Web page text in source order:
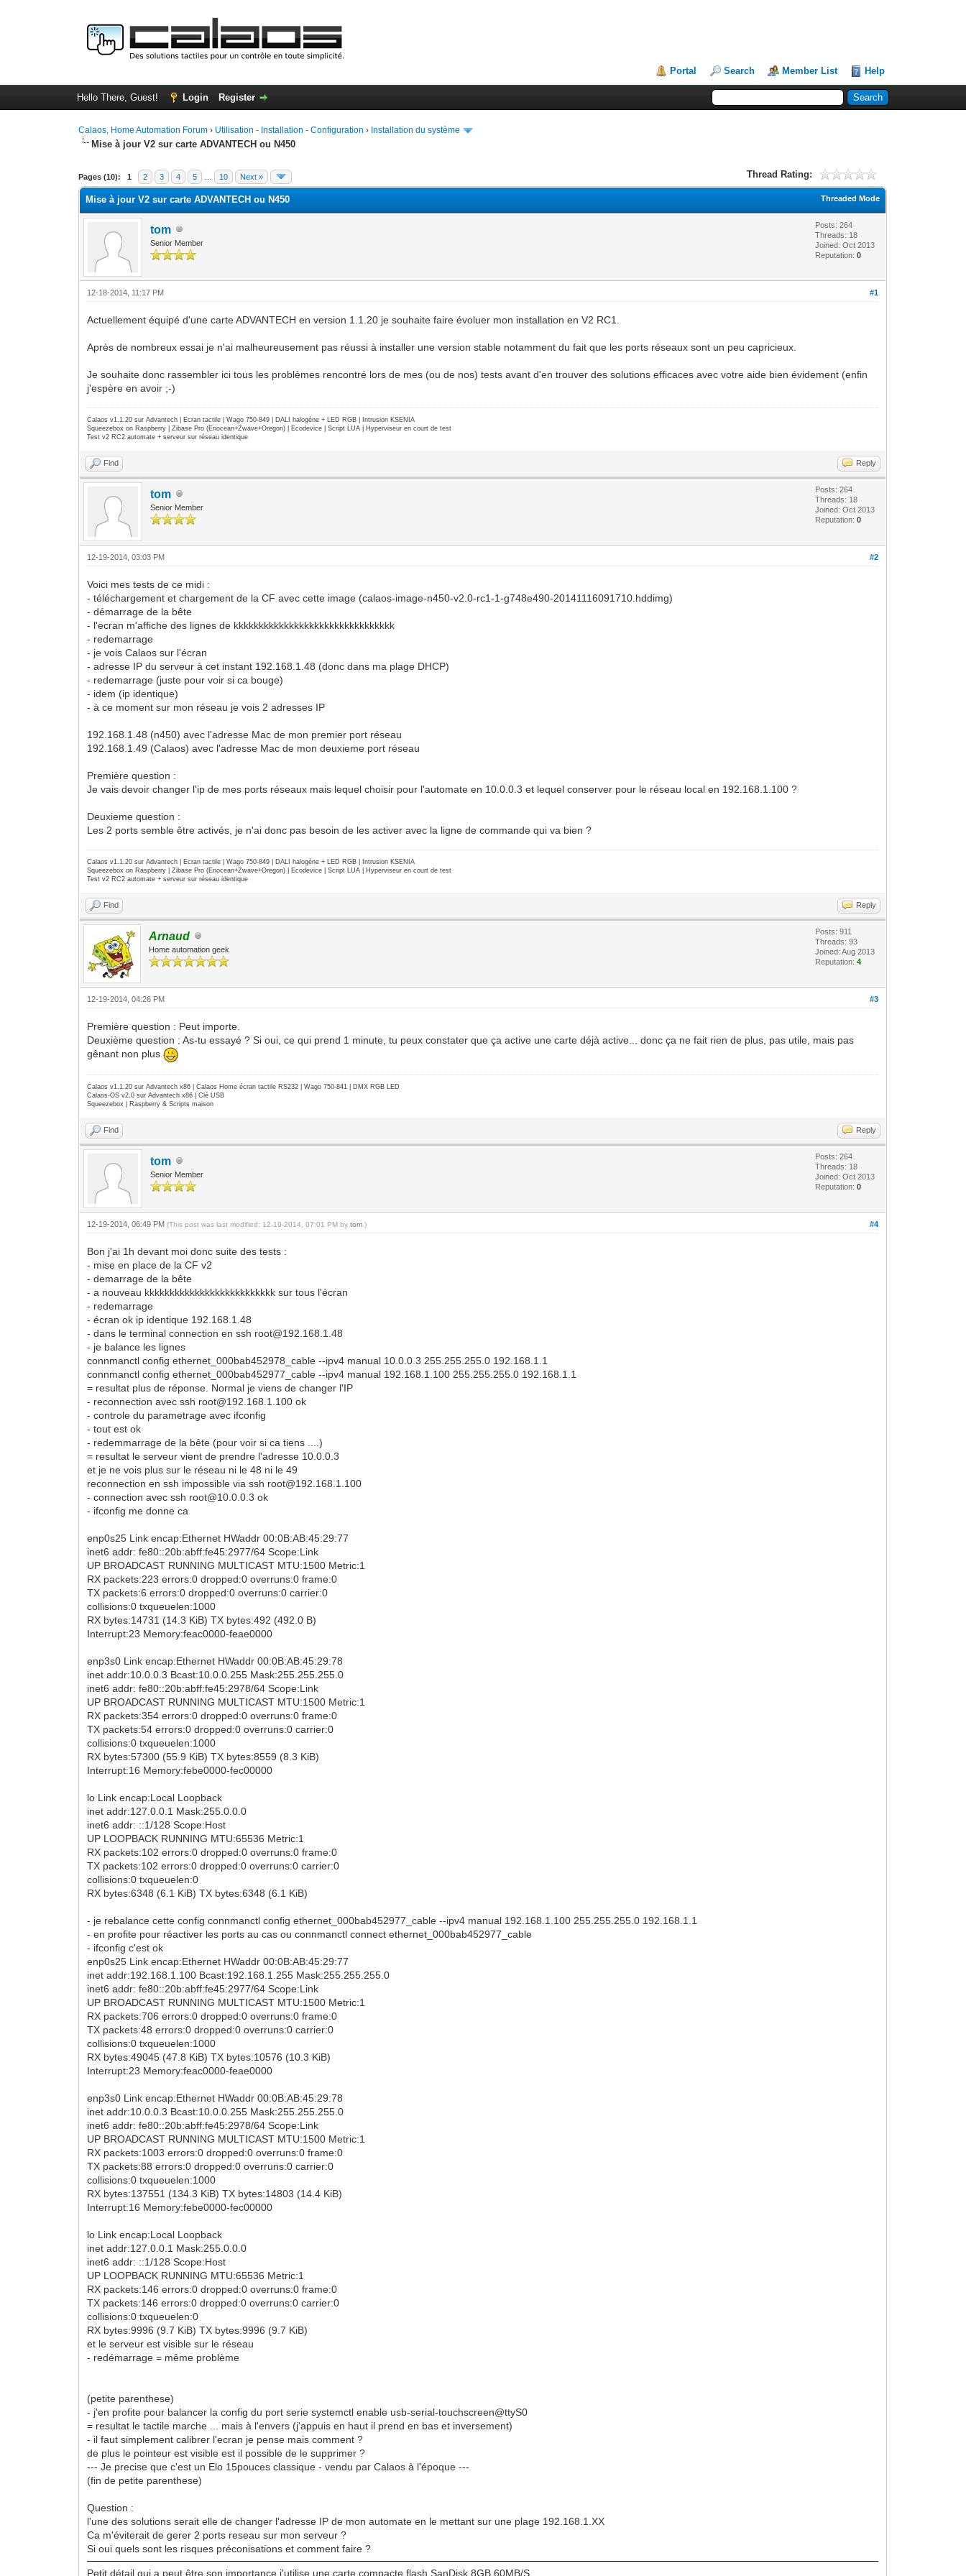
Portal Search Member List Help
Hello There, Guest! Login Register
Calaos, Home Automation Forum › Utilisation - Installation - Configuration › Installation du système
Mise à jour V2 sur carte ADVANTECH ou N450
Pages (10): 1 2 3 4 5 10 Next » Thread Rating:
0 Vote(s) - 0 Average
1
2
3
4
5
Threaded Mode
Mise à jour V2 sur carte ADVANTECH ou N450
tom
Senior Member
Posts: 264
Threads: 18
Joined: Oct 2013
Reputation:0
#1
12-18-2014, 11:17 PM
Actuellement équipé d'une carte ADVANTECH en version 1.1.20 je souhaite faire évoluer mon installation en V2 RC1.
Après de nombreux essai je n'ai malheureusement pas réussi à installer une version stable notamment du fait que les ports réseaux sont un peu capricieux.
Je souhaite donc rassembler ici tous les problèmes rencontré lors de mes (ou de nos) tests avant d'en trouver des solutions efficaces avec votre aide bien évidement (enfin
j'espère en avoir ;-)
Calaos v1.1.20 sur Advantech | Ecran tactile | Wago 750-849 | DALI halogène + LED RGB | Intrusion KSENIA
Squeezebox on Raspberry | Zibase Pro (Enocean+Zwave+Oregon) | Ecodevice | Script LUA | Hyperviseur en court de test
Test v2 RC2 automate + serveur sur réseau identique
Find Reply
tom
Senior Member
Posts: 264
Threads: 18
Joined: Oct 2013
Reputation:0
#2
12-19-2014, 03:03 PM
Voici mes tests de ce midi :
- téléchargement et chargement de la CF avec cette image (calaos-image-n450-v2.0-rc1-1-g748e490-20141116091710.hddimg)
- démarrage de la bête
- l'ecran m'affiche des lignes de kkkkkkkkkkkkkkkkkkkkkkkkkkkkkkkk
- redemarrage
- je vois Calaos sur l'écran
- adresse IP du serveur à cet instant 192.168.1.48 (donc dans ma plage DHCP)
- redemarrage (juste pour voir si ca bouge)
- idem (ip identique)
- à ce moment sur mon réseau je vois 2 adresses IP
192.168.1.48 (n450) avec l'adresse Mac de mon premier port réseau
192.168.1.49 (Calaos) avec l'adresse Mac de mon deuxieme port réseau
Première question :
Je vais devoir changer l'ip de mes ports réseaux mais lequel choisir pour l'automate en 10.0.0.3 et lequel conserver pour le réseau local en 192.168.1.100 ?
Deuxieme question :
Les 2 ports semble être activés, je n'ai donc pas besoin de les activer avec la ligne de commande qui va bien ?
Calaos v1.1.20 sur Advantech | Ecran tactile | Wago 750-849 | DALI halogène + LED RGB | Intrusion KSENIA
Squeezebox on Raspberry | Zibase Pro (Enocean+Zwave+Oregon) | Ecodevice | Script LUA | Hyperviseur en court de test
Test v2 RC2 automate + serveur sur réseau identique
Find Reply
Arnaud
Home automation geek
Posts: 911
Threads: 93
Joined: Aug 2013
Reputation:4
#3
12-19-2014, 04:26 PM
Première question : Peut importe.
Deuxième question : As-tu essayé ? Si oui, ce qui prend 1 minute, tu peux constater que ça active une carte déjà active... donc ça ne fait rien de plus, pas utile, mais pas
gênant non plus
Calaos v1.1.20 sur Advantech x86 | Calaos Home écran tactile RS232 | Wago 750-841 | DMX RGB LED
Calaos-OS v2.0 sur Advantech x86 | Clé USB
Squeezebox | Raspberry & Scripts maison
Find Reply
tom
Senior Member
Posts: 264
Threads: 18
Joined: Oct 2013
Reputation:0
#4
12-19-2014, 06:49 PM(This post was last modified: 12-19-2014, 07:01 PM bytom .)
Bon j'ai 1h devant moi donc suite des tests :
- mise en place de la CF v2
- demarrage de la bête
- a nouveau kkkkkkkkkkkkkkkkkkkkkkkkkk sur tous l'écran
- redemarrage
- écran ok ip identique 192.168.1.48
- dans le terminal connection en ssh root@192.168.1.48
- je balance les lignes
connmanctl config ethernet_000bab452978_cable --ipv4 manual 10.0.0.3 255.255.255.0 192.168.1.1
connmanctl config ethernet_000bab452977_cable --ipv4 manual 192.168.1.100 255.255.255.0 192.168.1.1
= resultat plus de réponse. Normal je viens de changer l'IP
- reconnection avec ssh root@192.168.1.100 ok
- controle du parametrage avec ifconfig
- tout est ok
- redemmarrage de la bête (pour voir si ca tiens ....)
= resultat le serveur vient de prendre l'adresse 10.0.0.3
et je ne vois plus sur le réseau ni le 48 ni le 49
reconnection en ssh impossible via ssh root@192.168.1.100
- connection avec ssh root@10.0.0.3 ok
- ifconfig me donne ca
enp0s25 Link encap:Ethernet HWaddr 00:0B:AB:45:29:77
inet6 addr: fe80::20b:abff:fe45:2977/64 Scope:Link
UP BROADCAST RUNNING MULTICAST MTU:1500 Metric:1
RX packets:223 errors:0 dropped:0 overruns:0 frame:0
TX packets:6 errors:0 dropped:0 overruns:0 carrier:0
collisions:0 txqueuelen:1000
RX bytes:14731 (14.3 KiB) TX bytes:492 (492.0 B)
Interrupt:23 Memory:feac0000-feae0000
enp3s0 Link encap:Ethernet HWaddr 00:0B:AB:45:29:78
inet addr:10.0.0.3 Bcast:10.0.0.255 Mask:255.255.255.0
inet6 addr: fe80::20b:abff:fe45:2978/64 Scope:Link
UP BROADCAST RUNNING MULTICAST MTU:1500 Metric:1
RX packets:354 errors:0 dropped:0 overruns:0 frame:0
TX packets:54 errors:0 dropped:0 overruns:0 carrier:0
collisions:0 txqueuelen:1000
RX bytes:57300 (55.9 KiB) TX bytes:8559 (8.3 KiB)
Interrupt:16 Memory:febe0000-fec00000
lo Link encap:Local Loopback
inet addr:127.0.0.1 Mask:255.0.0.0
inet6 addr: ::1/128 Scope:Host
UP LOOPBACK RUNNING MTU:65536 Metric:1
RX packets:102 errors:0 dropped:0 overruns:0 frame:0
TX packets:102 errors:0 dropped:0 overruns:0 carrier:0
collisions:0 txqueuelen:0
RX bytes:6348 (6.1 KiB) TX bytes:6348 (6.1 KiB)
- je rebalance cette config connmanctl config ethernet_000bab452977_cable --ipv4 manual 192.168.1.100 255.255.255.0 192.168.1.1
- en profite pour réactiver les ports au cas ou connmanctl connect ethernet_000bab452977_cable
- ifconfig c'est ok
enp0s25 Link encap:Ethernet HWaddr 00:0B:AB:45:29:77
inet addr:192.168.1.100 Bcast:192.168.1.255 Mask:255.255.255.0
inet6 addr: fe80::20b:abff:fe45:2977/64 Scope:Link
UP BROADCAST RUNNING MULTICAST MTU:1500 Metric:1
RX packets:706 errors:0 dropped:0 overruns:0 frame:0
TX packets:48 errors:0 dropped:0 overruns:0 carrier:0
collisions:0 txqueuelen:1000
RX bytes:49045 (47.8 KiB) TX bytes:10576 (10.3 KiB)
Interrupt:23 Memory:feac0000-feae0000
enp3s0 Link encap:Ethernet HWaddr 00:0B:AB:45:29:78
inet addr:10.0.0.3 Bcast:10.0.0.255 Mask:255.255.255.0
inet6 addr: fe80::20b:abff:fe45:2978/64 Scope:Link
UP BROADCAST RUNNING MULTICAST MTU:1500 Metric:1
RX packets:1003 errors:0 dropped:0 overruns:0 frame:0
TX packets:88 errors:0 dropped:0 overruns:0 carrier:0
collisions:0 txqueuelen:1000
RX bytes:137551 (134.3 KiB) TX bytes:14803 (14.4 KiB)
Interrupt:16 Memory:febe0000-fec00000
lo Link encap:Local Loopback
inet addr:127.0.0.1 Mask:255.0.0.0
inet6 addr: ::1/128 Scope:Host
UP LOOPBACK RUNNING MTU:65536 Metric:1
RX packets:146 errors:0 dropped:0 overruns:0 frame:0
TX packets:146 errors:0 dropped:0 overruns:0 carrier:0
collisions:0 txqueuelen:0
RX bytes:9996 (9.7 KiB) TX bytes:9996 (9.7 KiB)
et le serveur est visible sur le réseau
- redémarrage = même problème
(petite parenthese)
- j'en profite pour balancer la config du port serie systemctl enable usb-serial-touchscreen@ttyS0
= resultat le tactile marche ... mais à l'envers (j'appuis en haut il prend en bas et inversement)
- il faut simplement calibrer l'ecran je pense mais comment ?
de plus le pointeur est visible est il possible de le supprimer ?
--- Je precise que c'est un Elo 15pouces classique - vendu par Calaos à l'époque ---
(fin de petite parenthese)
Question :
l'une des solutions serait elle de changer l'adresse IP de mon automate en le mettant sur une plage 192.168.1.XX
Ca m'éviterait de gerer 2 ports reseau sur mon serveur ?
Si oui quels sont les risques préconisations et comment faire ?
Petit détail qui a peut être son importance j'utilise une carte compacte flash SanDisk 8GB 60MB/S